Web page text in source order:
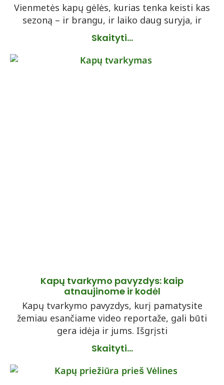
Vienmetės kapų gėlės, kurias tenka keisti kas
sezoną – ir brangu, ir laiko daug suryja, ir
Skaityti...
Kapų tvarkymo pavyzdys: kaip
atnaujinome ir kodėl
Kapų tvarkymo pavyzdys, kurį pamatysite
žemiau esančiame video reportaže, gali būti
gera idėja ir jums. Išgrįsti
Skaityti...